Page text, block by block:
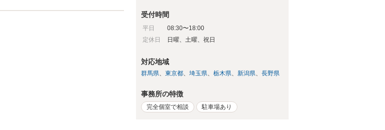
受付時間
平日
08:30〜18:00
定休日
日曜、土曜、祝日
対応地域
群馬県 東京都 埼玉県 栃木県 新潟県 長野県
事務所の特徴
完全個室で相談 駐車場あり